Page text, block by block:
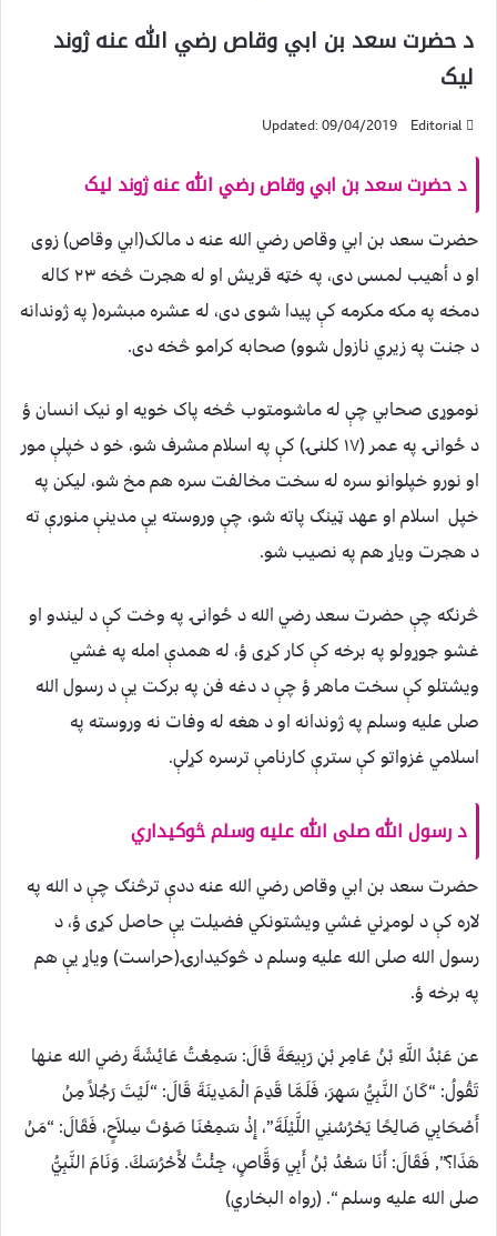
د حضرت سعد بن ابي وقاص رضي الله عنه ژوند
لیک
Editorial
Updated: 09/04/2019
د حضرت سعد بن ابي وقاص رضي الله عنه ژوند لیک
حضرت سعد بن ابي وقاص رضي الله عنه د مالک(ابي وقاص) زوی
او د أهیب لمسی دی، په خټه قریش او له هجرت څخه ۲۳ کاله
دمخه په مکه مکرمه کې پيدا شوی دی، له عشره مبشره( په ژوندانه
د جنت په زیري نازول شوو) صحابه کرامو څخه دی.
نوموړی صحابي چې له ماشومتوب څخه پاک خویه او نیک انسان ؤ
د ځوانۍ په عمر (۱۷ کلنۍ) کې په اسلام مشرف شو، خو د خپلې مور
او نورو خپلوانو سره له سخت مخالفت سره هم مخ شو، لیکن په
خپل اسلام او عهد ټینګ پاته شو، چې وروسته یې مدینې منورې ته
د هجرت ویاړ هم په نصیب شو.
څرنګه چې حضرت سعد رضي الله د ځوانۍ په وخت کې د لیندو او
غشو جوړولو په برخه کې کار کړی ؤ، له همدې امله په غشي
ویشتلو کې سخت ماهر ؤ چې د دغه فن په برکت یې د رسول الله
صلی علیه وسلم په ژوندانه او د هغه له وفات نه وروسته په
اسلامي غزواتو کې سترې کارنامې ترسره کړلې.
د رسول الله صلی الله علیه وسلم څوکیداري
حضرت سعد بن ابي وقاص رضي الله عنه ددې ترڅنګ چې د الله په
لاره کې د لومړني غشي ویشتونکي فضیلت یې حاصل کړی ؤ، د
رسول الله صلی الله علیه وسلم د څوکیدارۍ(حراست) ویاړ یې هم
په برخه ؤ.
عن عَبْدُ اللَّهِ بْنُ عَامِرِ بْنِ رَبِيعَةَ قَالَ: سَمِعْتُ عَائِشَةَ رضي الله عنها
تَقُولُ: “كَانَ النَّبِيُّ سَهِرَ، فَلَمَّا قَدِمَ الْمَدِينَةَ قَالَ: “لَيْتَ رَجُلاً مِنْ
أَصْحَابِي صَالِحًا يَحْرُسُنِي اللَّيْلَةَ”، إِذْ سَمِعْنَا صَوْتَ سِلاَحٍ، فَقَالَ: “مَنْ
هَذَا؟”, فَقَالَ: أَنَا سَعْدُ بْنُ أَبِي وَقَّاصٍ، جِئْتُ لأَحْرُسَكَ. وَنَامَ النَّبِيُّ
صلى الله عليه وسلم “. (رواه البخاري)